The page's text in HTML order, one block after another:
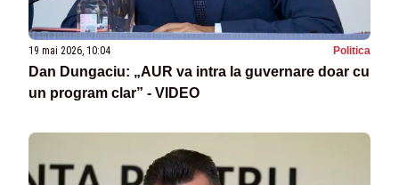
19 mai 2026, 10:04 Politica
Dan Dungaciu: „AUR va intra la guvernare doar cu
un program clar” - VIDEO